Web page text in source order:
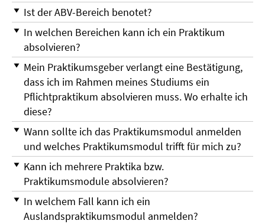
Ist der ABV-Bereich benotet?
In welchen Bereichen kann ich ein Praktikum
absolvieren?
Mein Praktikumsgeber verlangt eine Bestätigung,
dass ich im Rahmen meines Studiums ein
Pflichtpraktikum absolvieren muss. Wo erhalte ich
diese?
Wann sollte ich das Praktikumsmodul anmelden
und welches Praktikumsmodul trifft für mich zu?
Kann ich mehrere Praktika bzw.
Praktikumsmodule absolvieren?
In welchem Fall kann ich ein
Auslandspraktikumsmodul anmelden?